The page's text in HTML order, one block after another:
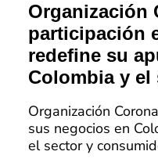
Organización
participación
redefine su
Colombia y el
Organización
sus negocios en
el sector y